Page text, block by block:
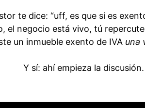
te dice: “uff, es que si es
el negocio está vivo, tú
un inmueble exento de IVA una
Y sí: ahí empieza la